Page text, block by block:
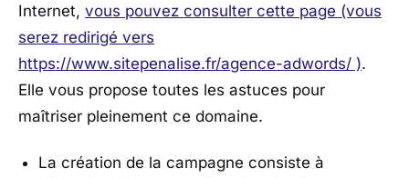
Internet, vous pouvez consulter cette page (vous
serez redirigé vers
https://www.sitepenalise.fr/agence-adwords/ ).
Elle vous propose toutes les astuces pour
maîtriser pleinement ce domaine.
La création de la campagne consiste à